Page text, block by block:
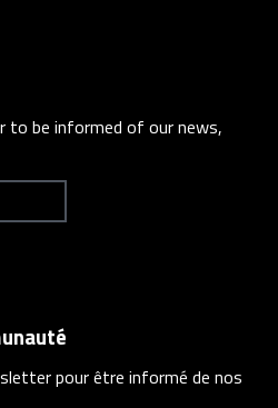
to be informed of our news,
pour être informé de nos